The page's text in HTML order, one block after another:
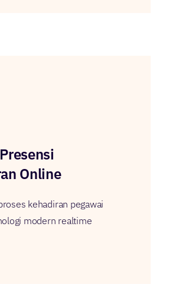
Online
kehadiran pegawai
modern realtime